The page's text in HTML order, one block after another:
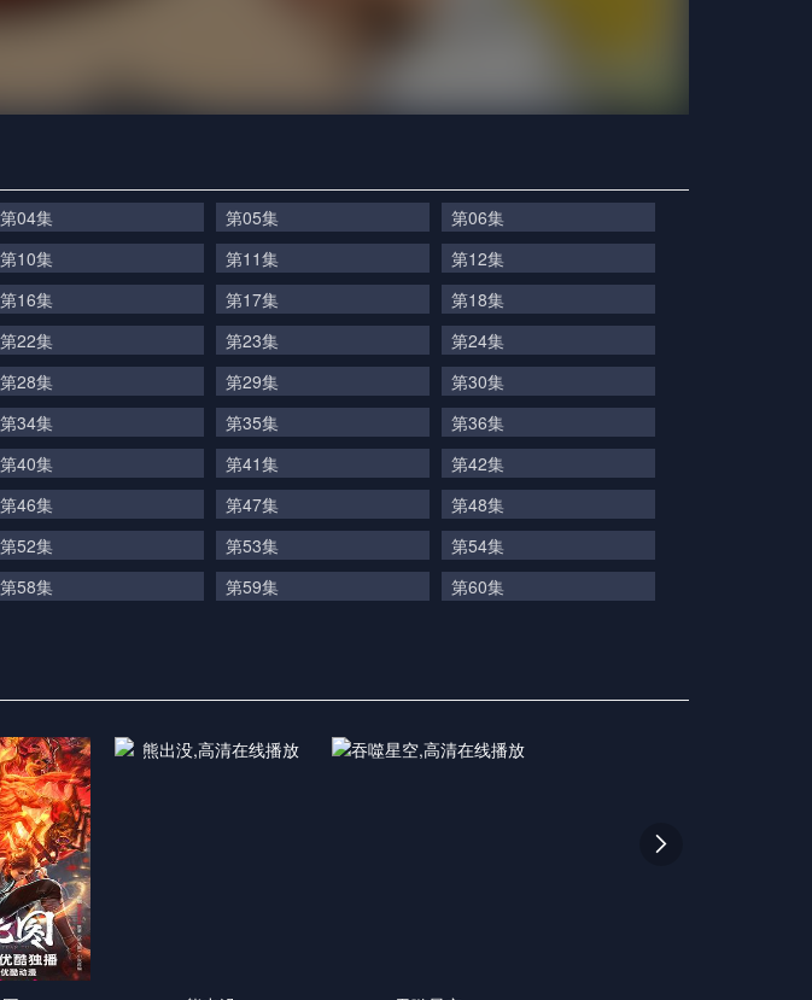
第04集 第05集
第06集
第10集 第11集
第12集
第16集 第17集
第18集
第22集 第23集
第24集
第28集 第29集
第30集
第34集 第35集
第36集
第40集 第41集
第42集
第46集 第47集
第48集
第52集 第53集
第54集
第58集 第59集 第60集
